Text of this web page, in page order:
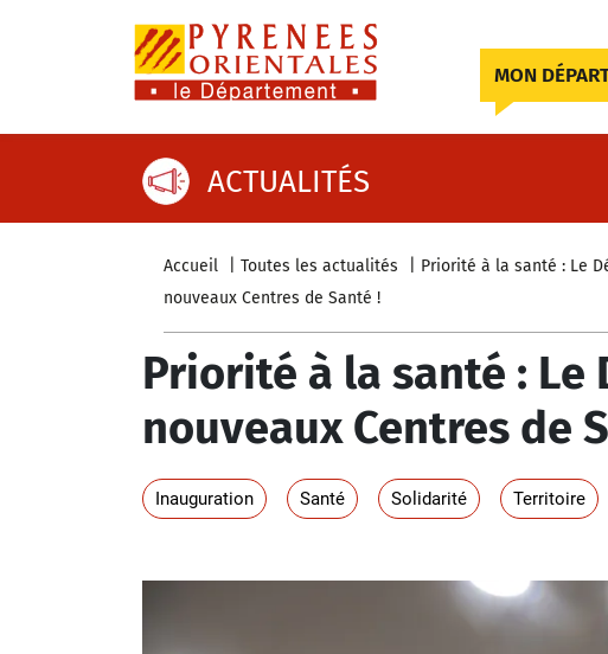
MON
ACTUALITÉS
Accueil Toutes les actualités
Priorité à la santé : Le
nouveaux Centres de Santé !
Priorité à la santé :
nouveaux Centres de
Inauguration Santé Solidarité Territoire